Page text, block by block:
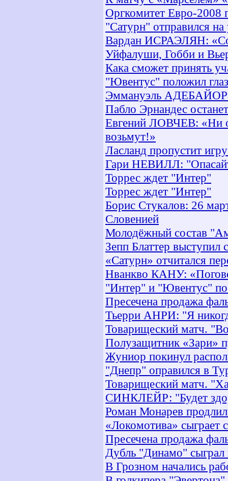
Оргкомитет Евро-2008
"Сатурн" отправился
Вардан ИСРАЭЛЯН:
Уйфалуши, Гобби и
Кака сможет принять
"Ювентус" положил
Эммануэль
Пабло Эрнандес
Евгений ЛОВЧЕВ: «Ни
возьмут!»
Ласланд пропустит
Гари НЕВИЛЛ:
Торрес ждет "Интер"
Торрес ждет "Интер"
Борис Стукалов: 26
Словенией
Молодёжный состав
Зепп Блаттер выступил
«Сатурн» отчитался
Нванкво КАНУ:
"Интер" и "Ювентус"
Пресечена продажа
Тьерри АНРИ: "Я
Товарищеский матч.
Полузащитник «Зари»
Жуниор покинул
"Днепр" оправился в
Товарищеский матч.
СИНКЛЕЙР: "Будет
Роман Монарев
«Локомотива» сыграет
Пресечена продажа
Дубль "Динамо"
В Грозном начались